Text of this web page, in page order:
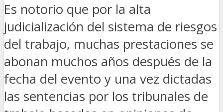
Es notorio que por la alta
judicialización del sistema de riesgos
del trabajo, muchas prestaciones se
abonan muchos años después de la
fecha del evento y una vez dictadas
las sentencias por los tribunales de